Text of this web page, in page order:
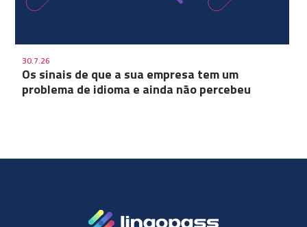
30.7.26
Os sinais de que a sua empresa tem um
problema de idioma e ainda não percebeu